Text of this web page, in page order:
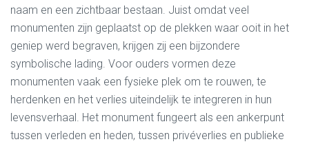
naam en een zichtbaar bestaan. Juist omdat veel
monumenten zijn geplaatst op de plekken waar ooit in het
geniep werd begraven, krijgen zij een bijzondere
symbolische lading. Voor ouders vormen deze
monumenten vaak een fysieke plek om te rouwen, te
herdenken en het verlies uiteindelijk te integreren in hun
levensverhaal. Het monument fungeert als een ankerpunt
tussen verleden en heden, tussen privéverlies en publieke